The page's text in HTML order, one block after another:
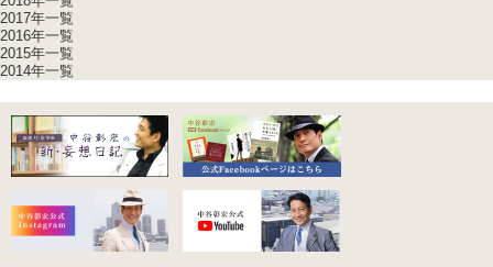
2017年一覧
2016年一覧
2015年一覧
2014年一覧